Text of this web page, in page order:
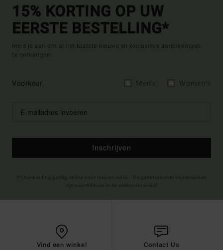
15% KORTING OP UW
EERSTE BESTELLING*
Meld je aan om al het laatste nieuws en exclusieve aanbiedingen
te ontvangen.
Voorkeur
Inschrijven
Vind een winkel Contact Us